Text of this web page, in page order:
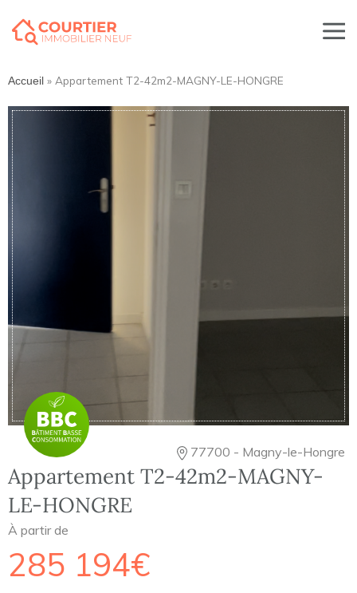
Accueil » Appartement T2-42m2-MAGNY-LE-HONGRE
77700 - Magny-le-Hongre
Appartement T2-42m2-MAGNY-
LE-HONGRE
À partir de
285 194€